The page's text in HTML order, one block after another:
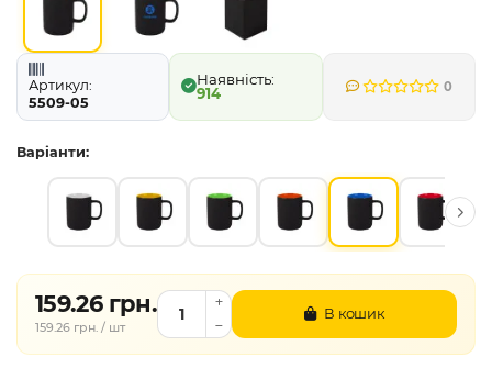
Артикул:
5509-05
914 0
Варіанти:
159.26 грн.
159.26 грн. / шт
В кошик